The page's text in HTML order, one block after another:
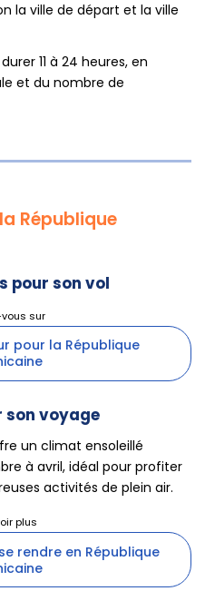
la ville de départ et la ville
11 à 24 heures, en
et du nombre de
République
pour son vol
pour la République
son voyage
un climat ensoleillé
à avril, idéal pour profiter
activités de plein air.
rendre en République